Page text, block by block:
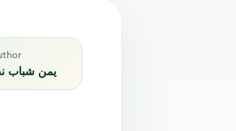
يمن شباب